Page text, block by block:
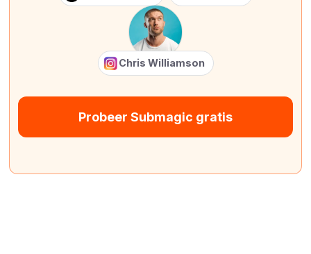
Chris Williamson
Probeer Submagic gratis